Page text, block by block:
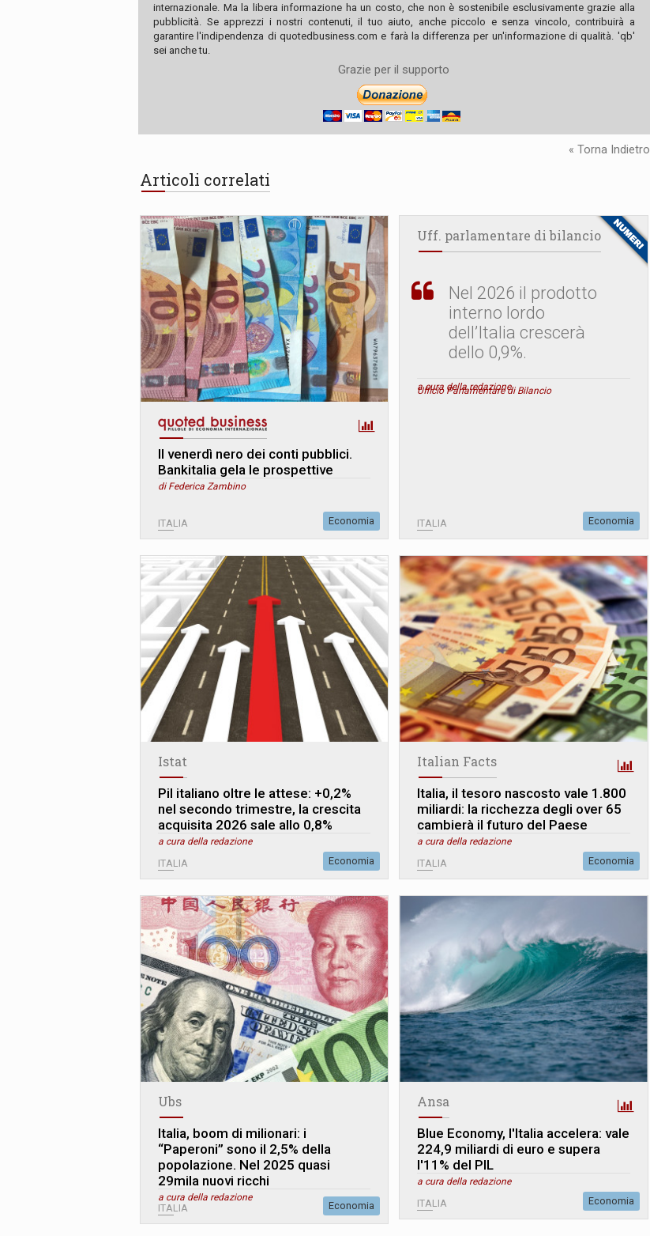
internazionale. Ma la libera informazione ha un costo, che non è sostenibile esclusivamente grazie alla
pubblicità. Se apprezzi i nostri contenuti, il tuo aiuto, anche piccolo e senza vincolo, contribuirà a
garantire l'indipendenza di quotedbusiness.com e farà la differenza per un'informazione di qualità. 'qb'
sei anche tu.
Grazie per il supporto
« Torna Indietro
Articoli correlati
Il venerdì nero dei conti pubblici.
Bankitalia gela le prospettive
di Federica Zambino
ITALIA Economia
Uff. parlamentare di bilancio
Nel 2026 il prodotto
interno lordo
dell’Italia crescerà
dello 0,9%.
a cura della redazione
Ufficio Parlamentare di Bilancio
ITALIA Economia
Istat
Pil italiano oltre le attese: +0,2%
nel secondo trimestre, la crescita
acquisita 2026 sale allo 0,8%
a cura della redazione
ITALIA Economia
Italian Facts
Italia, il tesoro nascosto vale 1.800
miliardi: la ricchezza degli over 65
cambierà il futuro del Paese
a cura della redazione
ITALIA Economia
Ubs
Italia, boom di milionari: i
“Paperoni” sono il 2,5% della
popolazione. Nel 2025 quasi
29mila nuovi ricchi
a cura della redazione
ITALIA Economia
Ansa
Blue Economy, l'Italia accelera: vale
224,9 miliardi di euro e supera
l'11% del PIL
a cura della redazione
ITALIA Economia